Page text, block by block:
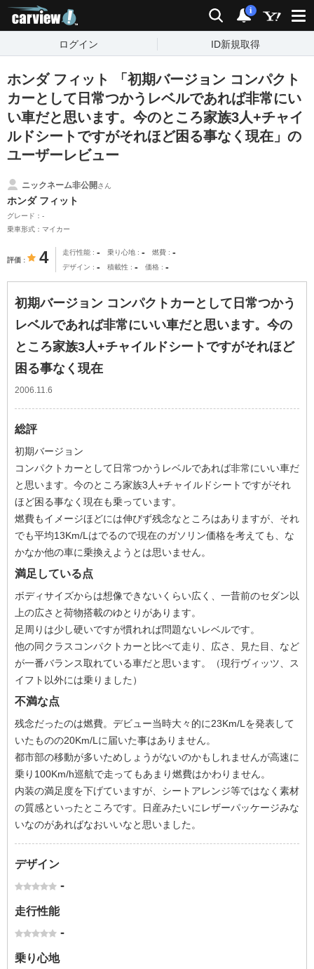
検索 通知
i
ログイン ID新規取得
ホンダ フィット 「初期バージョン コンパクト
カーとして日常つかうレベルであれば非常にい
い車だと思います。今のところ家族3人+チャイ
ルドシートですがそれほど困る事なく現在」の
ユーザーレビュー
ニックネーム非公開さん
ホンダ フィット
グレード：-
乗車形式：マイカー
評価 4 走行性能 - 乗り心地 - 燃費 -
デザイン - 積載性 - 価格 -
初期バージョン コンパクトカーとして日常つかう
レベルであれば非常にいい車だと思います。今の
ところ家族3人+チャイルドシートですがそれほど
困る事なく現在
2006.11.6
総評
初期バージョン
コンパクトカーとして日常つかうレベルであれば非常にいい車だ
と思います。今のところ家族3人+チャイルドシートですがそれ
ほど困る事なく現在も乗っています。
燃費もイメージほどには伸びず残念なところはありますが、それ
でも平均13Km/Lはでるので現在のガソリン価格を考えても、な
かなか他の車に乗換えようとは思いません。
満足している点
ボディサイズからは想像できないくらい広く、一昔前のセダン以
上の広さと荷物搭載のゆとりがあります。
足周りは少し硬いですが慣れれば問題ないレベルです。
他の同クラスコンパクトカーと比べて走り、広さ、見た目、など
が一番バランス取れている車だと思います。（現行ヴィッツ、ス
イフト以外には乗りました）
不満な点
残念だったのは燃費。デビュー当時大々的に23Km/Lを発表して
いたものの20Km/Lに届いた事はありません。
都市部の移動が多いためしょうがないのかもしれませんが高速に
乗り100Km/h巡航で走ってもあまり燃費はかわりません。
内装の満足度を下げていますが、シートアレンジ等ではなく素材
の質感といったところです。日産みたいにレザーパッケージみな
いなのがあればなおいいなと思いました。
デザイン
-
走行性能
-
乗り心地